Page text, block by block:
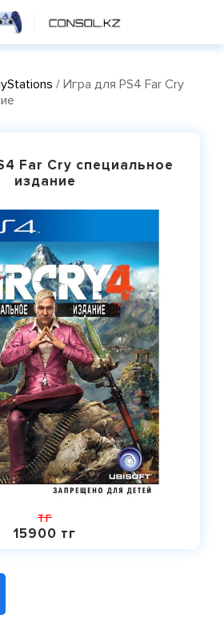
/ Игра для PS4 Far Cry
Far Cry специальное
издание
тг
15900 тг